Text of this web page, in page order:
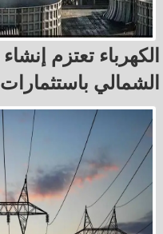
الشمالي باستثمارات 6.5 مليار جنيه